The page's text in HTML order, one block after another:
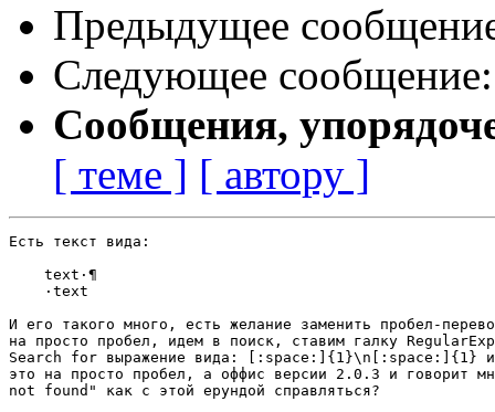
Предыдущее
Следующее
Сообщения,
[ теме ] [ автору ]
Есть текст вида:
    text·¶
    ·text
И его такого много, есть желание заменить пробел-
на просто пробел, идем в поиск, ставим галку
Search for выражение вида: [:space:]{1}\n[:space:]{1} и
это на просто пробел, а оффис версии 2.0.3 и говорит